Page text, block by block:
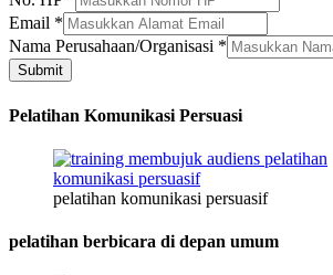
Email *
Alamat
Perusahaan/Organisasi
Nama
Nama Perusahaan/Organisasi *
Submit
Pelatihan Komunikasi Persuasi
pelatihan komunikasi persuasif
pelatihan berbicara di depan umum